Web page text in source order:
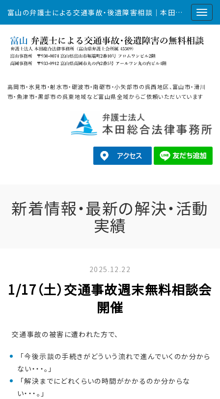
富山の弁護士による交通事故・後遺障害相談｜本田総合法律事務所
高岡市・氷見市・射水市・砺波市・南砺市・小矢部市の呉西地区、富山市・滑川
市・魚津市・黒部市の呉東地域など富山県全域からご依頼いただいています
新着情報・最新の解決・活動
実績
2025.12.22
1/17（土）交通事故週末無料相談会
開催
交通事故の被害に遭われた方で、
「今後示談の手続きがどういう流れで進んでいくのか分から
ない・・・。」
「解決までにどれくらいの時間がかかるのか分からな
い・・・。」